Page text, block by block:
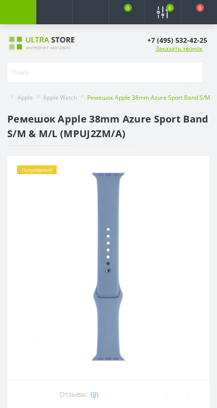
0 0 0
+7 (495) 532-42-25
Заказать звонок
Apple Apple Watch Ремешок Apple 38mm Azure Sport Band S/M &
Ремешок Apple 38mm Azure Sport Band
S/M & M/L (MPUJ2ZM/A)
Популярный
Отзывы: (0)